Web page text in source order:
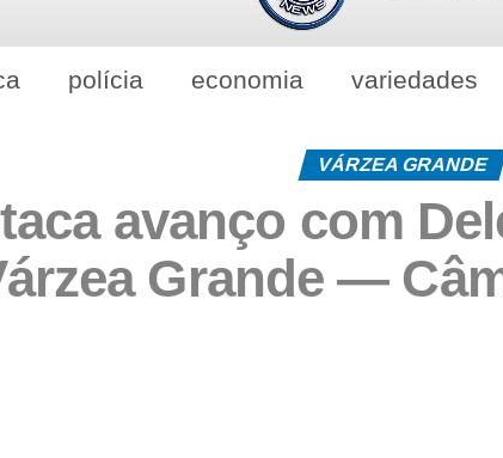
polícia economia variedades
VÁRZEA GRANDE
avanço com
Grande —